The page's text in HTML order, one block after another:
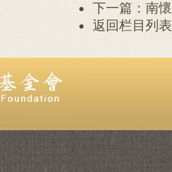
下一篇：南
返回栏目列表